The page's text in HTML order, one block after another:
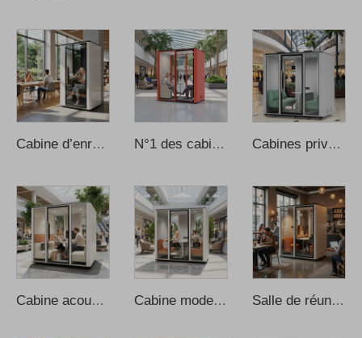
Cabine d’enregistrement professionnelle individuelle, design moderne avec structure en acier, utilisable au bureau, à domicile, en extérieur, à l’école ou dans un appartement, espace intelligent d’apprentissage N°1 des cabines de bureau modernes : cabine insonorisée avec isolation thermique et acoustique, adaptée au bureau à domicile et aux immeubles de bureaux – conception modulaire, prix de gros Cabines privées et silencieuses pour bureau, cabines téléphoniques insonorisées, cabines de réunion insonorisées pour bureau, cabine téléphonique, cabine d’enregistrement pour bureau, cabine musicale
Cabine acoustique et insonorisée pour réunions, études ou travail, cabine de réunion pour bureau, cabine insonorisée pour bureau, cabine de réunion pour bureau, cabina de sonido Cabine moderne de réunion, cabine de travail, cabine téléphonique insonorisée pour bureau, cabine insonorisée, cabine insonorisée pour bureau, cabines téléphoniques pour bureau Salle de réunion insonorisée, cabine mobile pour bureau, cabine de réunion pour bureau, canapé pour cabines de réunion, cabines de réunion pour bureau, cabines téléphoniques pour bureau